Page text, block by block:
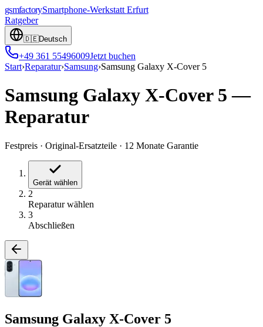
gsmfactorySmartphone-Werkstatt Erfurt
Ratgeber
🇩🇪Deutsch
+49 361 55496009Jetzt buchen
Start›Reparatur›Samsung›Samsung Galaxy X-Cover 5
Samsung Galaxy X-Cover 5 —
Reparatur
Festpreis · Original-Ersatzteile · 12 Monate Garantie
Gerät wählen
2
Reparatur wählen
3
Abschließen
Samsung Galaxy X-Cover 5